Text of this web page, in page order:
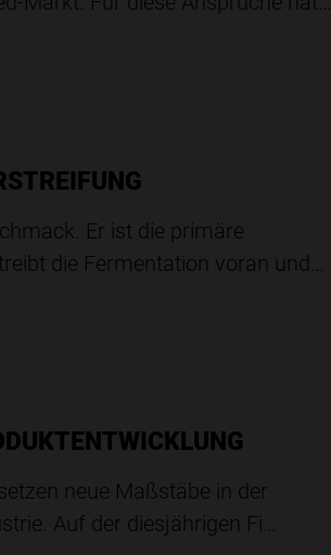
Er ist die primäre
die Fermentation voran und…
neue Maßstäbe in der
Auf der diesjährigen Fi…